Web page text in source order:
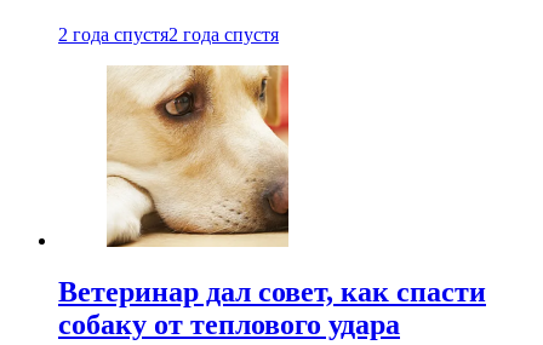
2 года спустя2 года спустя
Ветеринар дал совет, как спасти
собаку от теплового удара